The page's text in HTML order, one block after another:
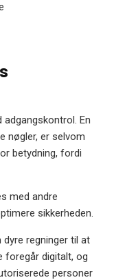
En
nøgler, er selvom
betydning, fordi
med andre
sikkerheden.
dyre regninger til at
foregår digitalt, og
personer